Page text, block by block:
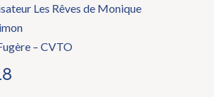
Les Rêves de Monique
– CVTO